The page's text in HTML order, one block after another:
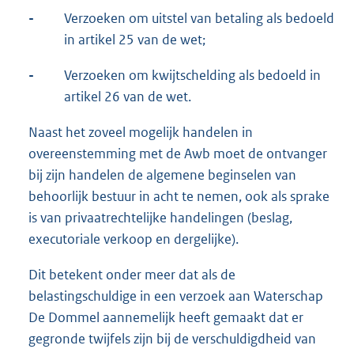
-
Verzoeken om uitstel van betaling als bedoeld
in artikel 25 van de wet;
-
Verzoeken om kwijtschelding als bedoeld in
artikel 26 van de wet.
Naast het zoveel mogelijk handelen in
overeenstemming met de Awb moet de ontvanger
bij zijn handelen de algemene beginselen van
behoorlijk bestuur in acht te nemen, ook als sprake
is van privaatrechtelijke handelingen (beslag,
executoriale verkoop en dergelijke).
Dit betekent onder meer dat als de
belastingschuldige in een verzoek aan Waterschap
De Dommel aannemelijk heeft gemaakt dat er
gegronde twijfels zijn bij de verschuldigdheid van